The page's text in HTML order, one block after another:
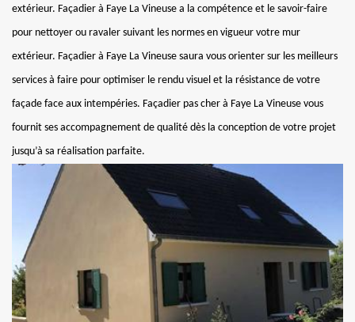
extérieur. Façadier à Faye La Vineuse a la compétence et le savoir-faire
pour nettoyer ou ravaler suivant les normes en vigueur votre mur
extérieur. Façadier à Faye La Vineuse saura vous orienter sur les meilleurs
services à faire pour optimiser le rendu visuel et la résistance de votre
façade face aux intempéries. Façadier pas cher à Faye La Vineuse vous
fournit ses accompagnement de qualité dès la conception de votre projet
jusqu’à sa réalisation parfaite.